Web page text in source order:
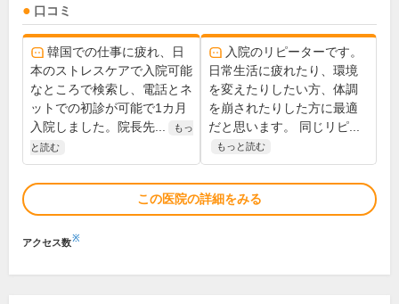
口コミ
韓国での仕事に疲れ、日
本のストレスケアで入院可能
なところで検索し、電話とネ
ットでの初診が可能で1カ月
入院しました。院長先...
もっ
と読む
入院のリピーターです。
日常生活に疲れたり、環境
を変えたりしたい方、体調
を崩されたりした方に最適
だと思います。 同じリピ...
もっと読む
この医院の詳細をみる
アクセス数※